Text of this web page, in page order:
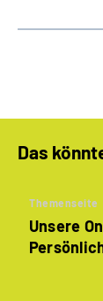
Das
Themenseite
Unsere